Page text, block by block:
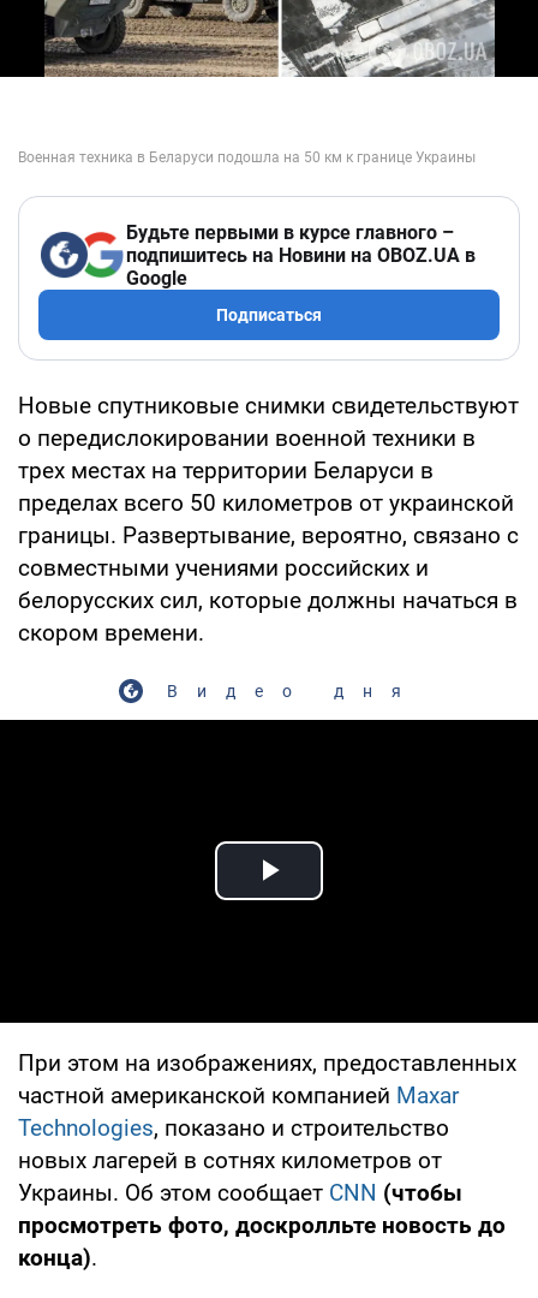
Будьте первыми в курсе главного –
подпишитесь на Новини на OBOZ.UA в
Google
Подписаться
Новые спутниковые снимки свидетельствуют
о передислокировании военной техники в
трех местах на территории Беларуси в
пределах всего 50 километров от украинской
границы. Развертывание, вероятно, связано с
совместными учениями российских и
белорусских сил, которые должны начаться в
скором времени.
Видео дня
Play Video
При этом на изображениях, предоставленных
частной американской компанией Maxar
Technologies, показано и строительство
новых лагерей в сотнях километров от
Украины. Об этом сообщает CNN (чтобы
просмотреть фото, доскролльте новость до
конца).